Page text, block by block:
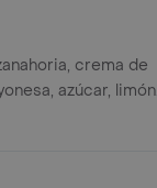
crema de
azúcar, limón